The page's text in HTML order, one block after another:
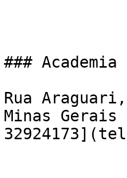
###
Rua
Minas